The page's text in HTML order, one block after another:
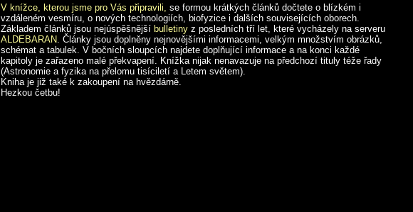
V knížce, kterou jsme pro Vás připravili, se formou krátkých článků dočtete o blízkém i
vzdáleném vesmíru, o nových technologiích, biofyzice i dalších souvisejících oborech.
Základem článků jsou nejúspěšnější bulletiny z posledních tří let, které vycházely na serveru
ALDEBARAN . Články jsou doplněny nejnovějšími informacemi, velkým množstvím obrázků,
schémat a tabulek. V bočních sloupcích najdete doplňující informace a na konci každé
kapitoly je zařazeno malé překvapení. Knížka nijak nenavazuje na předchozí tituly téže řady
(Astronomie a fyzika na přelomu tisíciletí a Letem světem).
Kniha je již také k zakoupení na hvězdárně.
Hezkou četbu!